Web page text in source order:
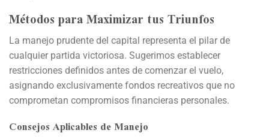
Métodos para Maximizar tus Triunfos
La manejo prudente del capital representa el pilar de
cualquier partida victoriosa. Sugerimos establecer
restricciones definidos antes de comenzar el vuelo,
asignando exclusivamente fondos recreativos que no
comprometan compromisos financieras personales.
Consejos Aplicables de Manejo